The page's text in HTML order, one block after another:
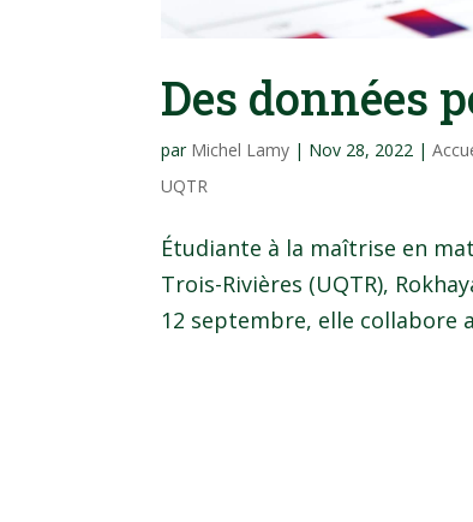
Des données
par Michel Lamy | Nov 28, 2022 |
UQTR
Étudiante à la maîtrise en
Trois-Rivières (UQTR),
12 septembre, elle collabore